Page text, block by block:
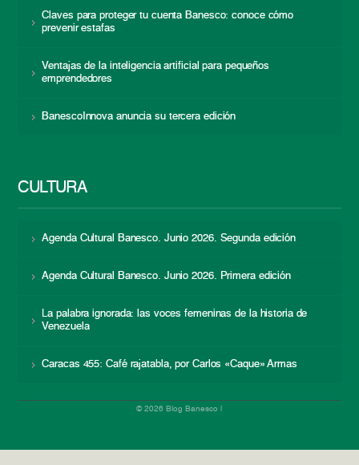
Claves para proteger tu cuenta Banesco: conoce cómo
prevenir estafas
Ventajas de la inteligencia artificial para pequeños
emprendedores
BanescoInnova anuncia su tercera edición
CULTURA
Agenda Cultural Banesco. Junio 2026. Segunda edición
Agenda Cultural Banesco. Junio 2026. Primera edición
La palabra ignorada: las voces femeninas de la historia de
Venezuela
Caracas 455: Café rajatabla, por Carlos «Caque» Armas
© 2026 Blog Banesco |